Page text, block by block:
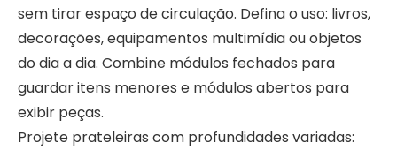
sem tirar espaço de circulação. Defina o uso: livros,
decorações, equipamentos multimídia ou objetos
do dia a dia. Combine módulos fechados para
guardar itens menores e módulos abertos para
exibir peças.
Projete prateleiras com profundidades variadas: